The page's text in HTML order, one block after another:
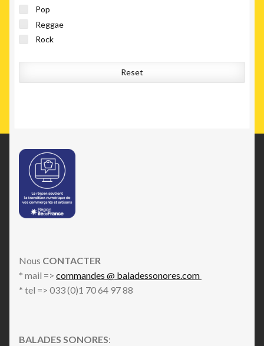
Pop
Reggae
Rock
Reset
Nous CONTACTER
* mail => commandes @ baladessonores.com
* tel => 033 (0)1 70 64 97 88
BALADES SONORES: